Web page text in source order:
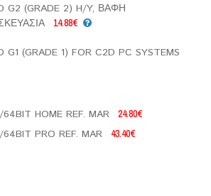
G2 (GRADE 2) H/Y, ΒΑΦΗ
14.88€
G1 (GRADE 1) FOR C2D PC SYSTEMS
HOME REF. MAR 24.80€
PRO REF. MAR 43.40€